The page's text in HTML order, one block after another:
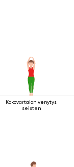
Kokovartalon venytys
seisten